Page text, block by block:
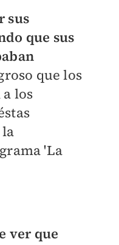
sus
que sus
que los
los
'La
ver que